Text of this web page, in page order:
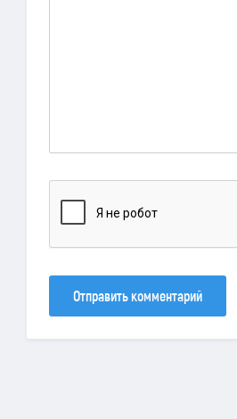
Отправить комментарий